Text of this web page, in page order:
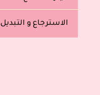
الاسترجاع و التبديل